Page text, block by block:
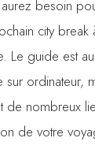
besoin
city break
Le guide est
sur ordinateur,
de nombreux
de votre